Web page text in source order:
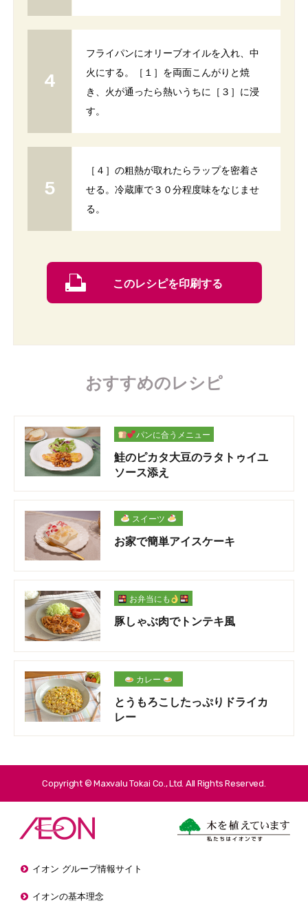
フライパンにオリーブオイルを入れ、中
火にする。［１］を両面こんがりと焼
き、火が通ったら熱いうちに［３］に浸
す。
［４］の粗熱が取れたらラップを密着さ
せる。冷蔵庫で３０分程度味をなじませ
る。
このレシピを印刷する
おすすめのレシピ
パンに合うメニュー
鮭のピカタ大豆のラタトゥイユ
ソース添え
スイーツ
お家で簡単アイスケーキ
お弁当にも
豚しゃぶ肉でトンテキ風
カレー
とうもろこしたっぷりドライカ
レー
Copyright © Maxvalu Tokai Co., Ltd. All Rights Reserved.
イオン グループ情報サイト
イオンの基本理念